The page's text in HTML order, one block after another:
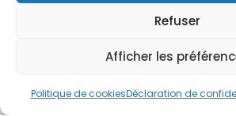
Refuser
Afficher les
Politique de cookiesDéclaration de
cboukris@habitat-social.com